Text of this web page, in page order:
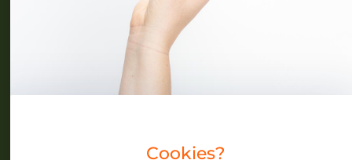
Frauennetzwerke MV
Cookies?